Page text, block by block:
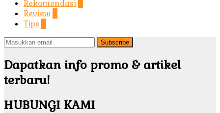
Rekomendasi
Review
Tips
Subscribe
Dapatkan info promo & artikel
terbaru!
HUBUNGI KAMI